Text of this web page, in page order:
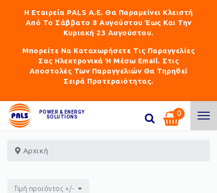
Η Εταιρεία PALS Α.Ε. Θα Παραμείνει Κλειστή
Από Το Σάββατο 8 Αυγούστου Έως Και Την
Κυριακή 23 Αυγούστου.
Μπορείτε Να Καταχωρήσετε Τις Παραγγελίες
Σας Ηλεκτρονικά Ή Μέσω Email. Στις
Αποστολές Των Παραγγελιών Θα Τηρηθεί
Σειρά Προτεραιότητας.
POWER & ENERGY
SOLUTIONS
0
Αρχική
Τιμή προϊόντος +/-